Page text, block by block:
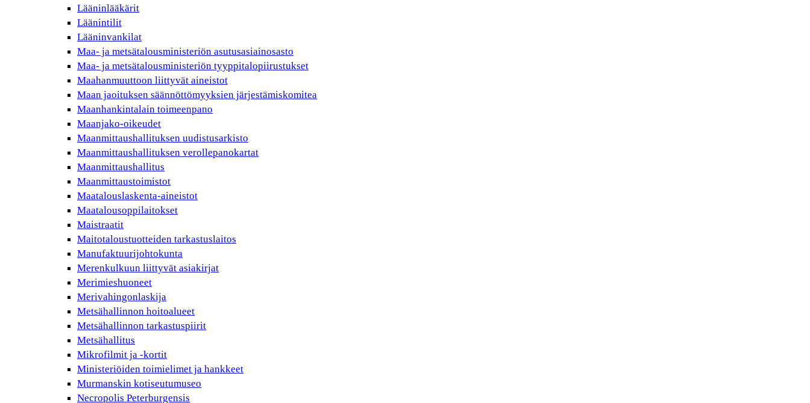
Lääninlääkärit
Läänintilit
Lääninvankilat
Maa- ja metsätalousministeriön asutusasiainosasto
Maa- ja metsätalousministeriön tyyppitalopiirustukset
Maahanmuuttoon liittyvät aineistot
Maan jaoituksen säännöttömyyksien järjestämiskomitea
Maanhankintalain toimeenpano
Maanjako-oikeudet
Maanmittaushallituksen uudistusarkisto
Maanmittaushallituksen verollepanokartat
Maanmittaushallitus
Maanmittaustoimistot
Maatalouslaskenta-aineistot
Maatalousoppilaitokset
Maistraatit
Maitotaloustuotteiden tarkastuslaitos
Manufaktuurijohtokunta
Merenkulkuun liittyvät asiakirjat
Merimieshuoneet
Merivahingonlaskija
Metsähallinnon hoitoalueet
Metsähallinnon tarkastuspiirit
Metsähallitus
Mikrofilmit ja -kortit
Ministeriöiden toimielimet ja hankkeet
Murmanskin kotiseutumuseo
Necropolis Peterburgensis